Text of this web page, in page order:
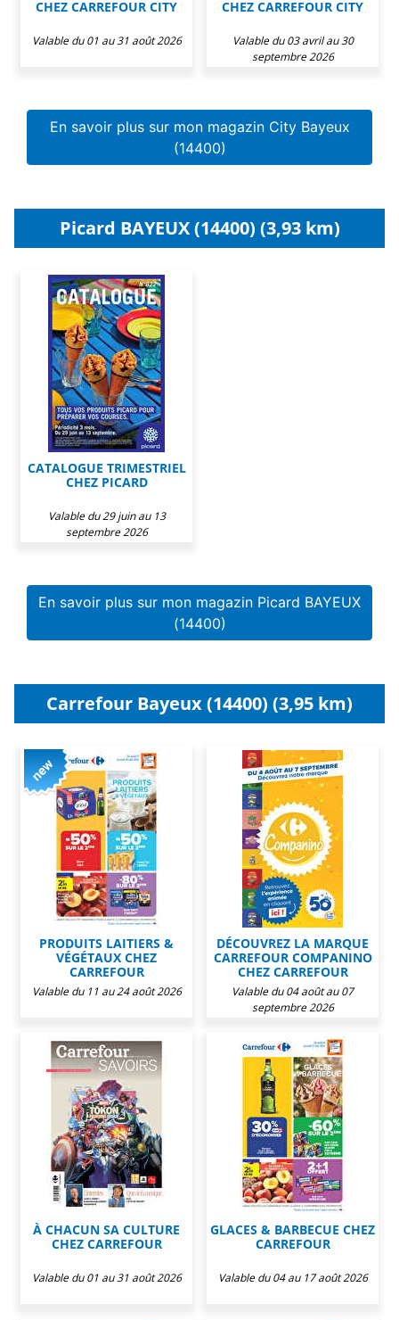
CHEZ CARREFOUR CITY
Valable du 01 au 31 août 2026
CHEZ CARREFOUR CITY
Valable du 03 avril au 30
septembre 2026
En savoir plus sur mon magazin City Bayeux
(14400)
Picard BAYEUX (14400) (3,93 km)
CATALOGUE TRIMESTRIEL
CHEZ PICARD
Valable du 29 juin au 13
septembre 2026
En savoir plus sur mon magazin Picard BAYEUX
(14400)
Carrefour Bayeux (14400) (3,95 km)
PRODUITS LAITIERS &
VÉGÉTAUX CHEZ
CARREFOUR
Valable du 11 au 24 août 2026
DÉCOUVREZ LA MARQUE
CARREFOUR COMPANINO
CHEZ CARREFOUR
Valable du 04 août au 07
septembre 2026
À CHACUN SA CULTURE
CHEZ CARREFOUR
Valable du 01 au 31 août 2026
GLACES & BARBECUE CHEZ
CARREFOUR
Valable du 04 au 17 août 2026